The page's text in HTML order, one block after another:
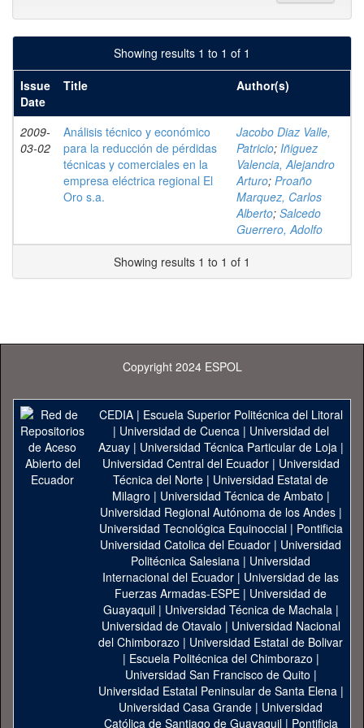
Showing results 1 to 1 of 1
Issue
Date
Title Author(s)
2009-
03-02
Análisis técnico y económico
para la reducción de pérdidas
técnicas y comerciales en la
empresa eléctrica regional El
Oro s.a.
Jacobo Diaz Valle,
Patricio; Iñiguez
Valencia, Alejandro
Arturo; Proaño
Marquez, Carlos
Alberto; Salcedo
Guerrero, Adolfo
Showing results 1 to 1 of 1
Copyright 2024 ESPOL
CEDIA| Escuela Superior Politécnica del Litoral
| Universidad de Cuenca| Universidad del
Azuay| Universidad Técnica Particular de Loja|
Universidad Central del Ecuador| Universidad
Técnica del Norte | Universidad Estatal de
Milagro | Universidad Técnica de Ambato |
Universidad Regional Autónoma de los Andes|
Universidad Tecnológica Equinoccial| Pontificia
Universidad Catolica del Ecuador | Universidad
Politécnica Salesiana | Universidad
Internacional del Ecuador | Universidad de las
Fuerzas Armadas-ESPE | Universidad de
Guayaquil| Universidad Técnica de Machala|
Universidad de Otavalo | Universidad Nacional
del Chimborazo | Universidad Estatal de Bolivar
| Escuela Politécnica del Chimborazo |
Universidad San Francisco de Quito |
Universidad Estatal Peninsular de Santa Elena|
Universidad Casa Grande | Universidad
Católica de Santiago de Guayaquil| Pontificia